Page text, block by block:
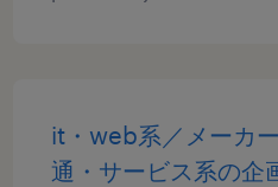
it・web系／メーカ
通・サービス系の企